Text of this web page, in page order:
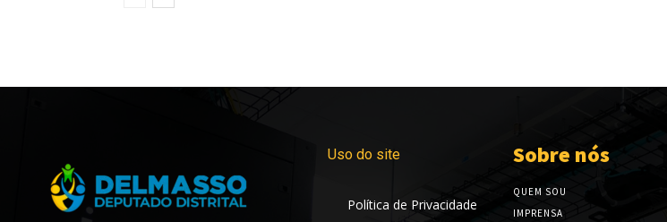
Uso do site
Política de Privacidade
Sobre nós
QUEM SOU
IMPRENSA